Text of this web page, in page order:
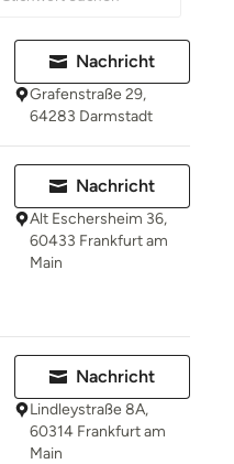
Nachricht
Grafenstraße 29,
64283 Darmstadt
Nachricht
Alt Eschersheim 36,
60433 Frankfurt am
Main
Nachricht
Lindleystraße 8A,
60314 Frankfurt am
Main